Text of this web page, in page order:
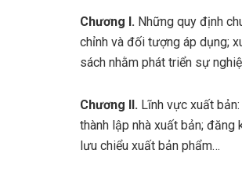
Chương I. Những quy định
chỉnh và đối tượng áp dụng;
sách nhằm phát triển sự
Chương II. Lĩnh vực xuất
thành lập nhà xuất bản; đăng
lưu chiểu xuất bản phẩm…